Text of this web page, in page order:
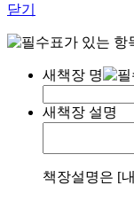
닫기
표가 있는 항
새책장 명
새책장 설명
책장설명은 [